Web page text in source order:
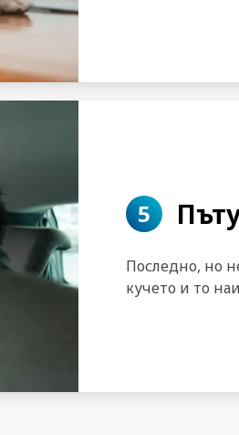
5
Последно, но
кучето и то